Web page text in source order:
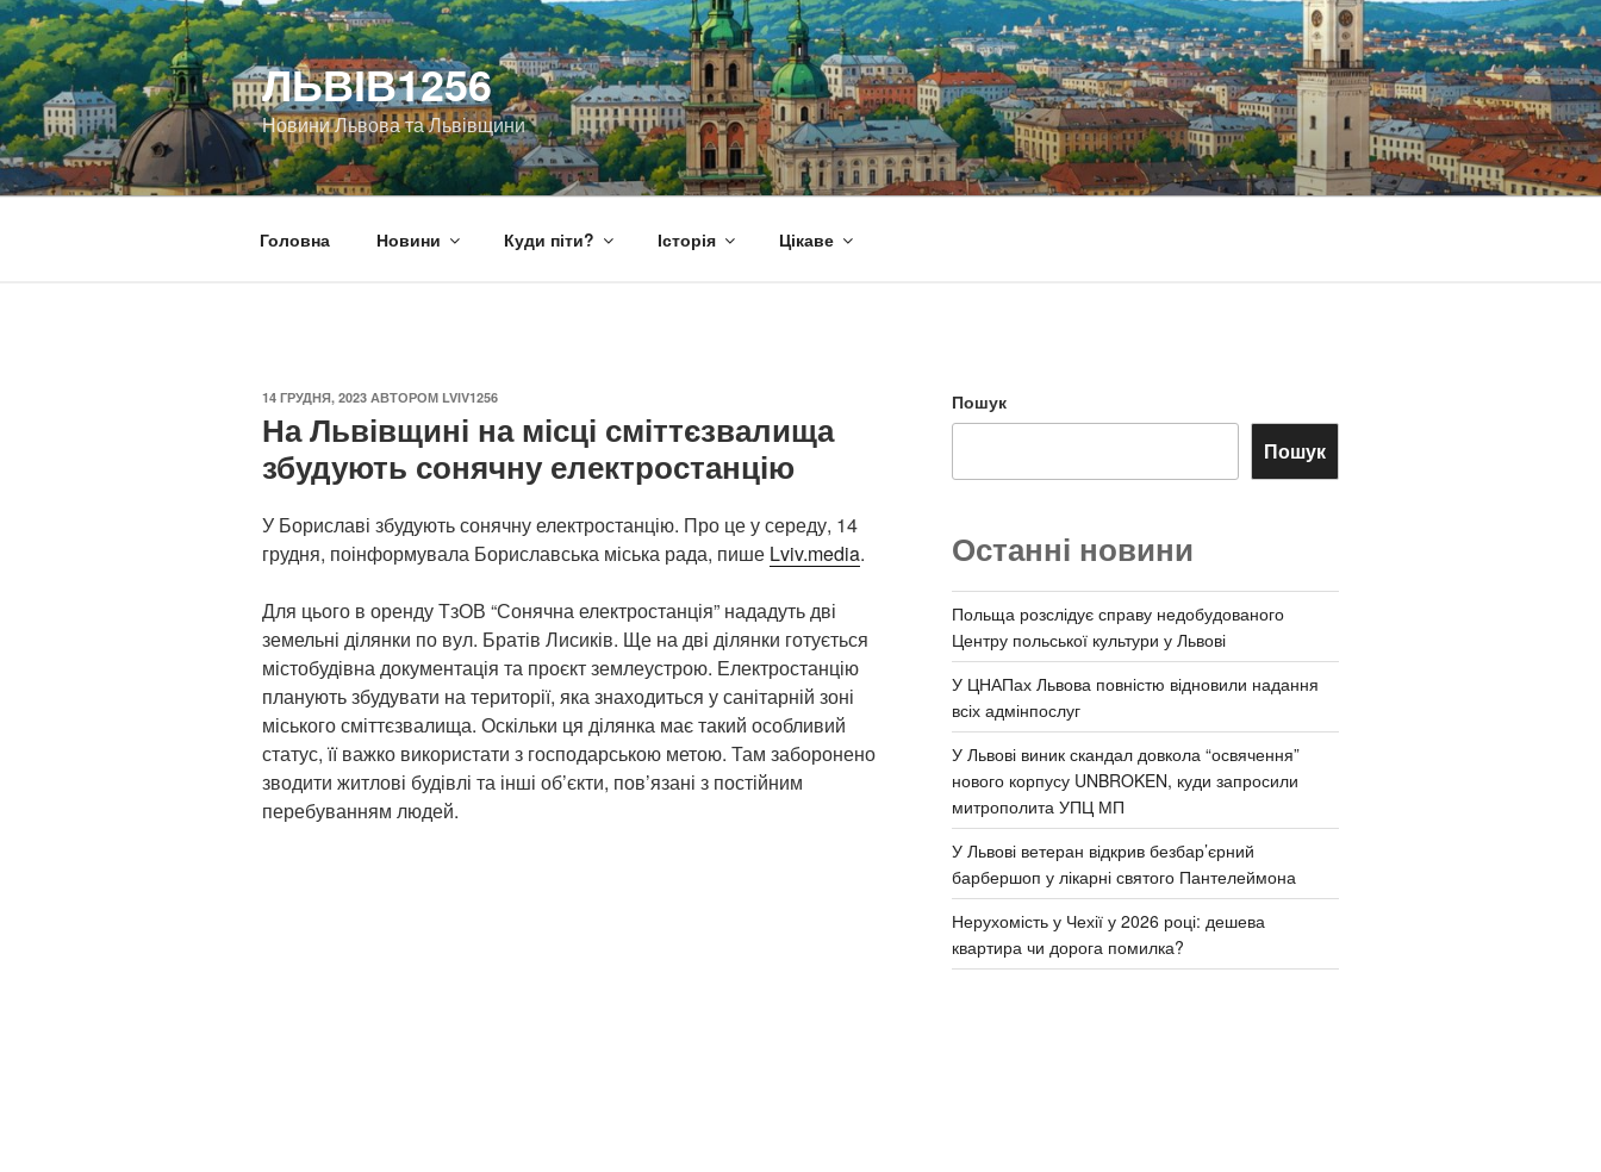
Перейти
до
вмісту
ЛЬВІВ1256
Новини Львова та Львівщини
Головна Новини Куди піти? Історія Цікаве
ОПУБЛІКОВАНО
14 ГРУДНЯ, 2023 АВТОРОМ LVIV1256
На Львівщині на місці сміттєзвалища
збудують сонячну електростанцію
У Бориславі збудують сонячну електростанцію. Про це у середу, 14
грудня, поінформувала Бориславська міська рада, пише Lviv.media.
Для цього в оренду ТзОВ “Сонячна електростанція” нададуть дві
земельні ділянки по вул. Братів Лисиків. Ще на дві ділянки готується
містобудівна документація та проєкт землеустрою. Електростанцію
планують збудувати на території, яка знаходиться у санітарній зоні
міського сміттєзвалища. Оскільки ця ділянка має такий особливий
статус, її важко використати з господарською метою. Там заборонено
зводити житлові будівлі та інші об’єкти, пов’язані з постійним
перебуванням людей.
Пошук
Пошук
Останні новини
Польща розслідує справу недобудованого
Центру польської культури у Львові
У ЦНАПах Львова повністю відновили надання
всіх адмінпослуг
У Львові виник скандал довкола “освячення”
нового корпусу UNBROKEN, куди запросили
митрополита УПЦ МП
У Львові ветеран відкрив безбар’єрний
барбершоп у лікарні святого Пантелеймона
Нерухомість у Чехії у 2026 році: дешева
квартира чи дорога помилка?